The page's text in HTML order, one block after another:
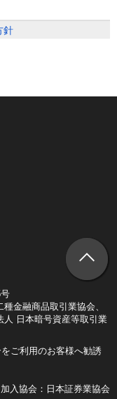
針
金融商品取引業協会、
人 日本暗号資産等取引業
ご利用のお客様へ勧誘
入協会：日本証券業協会